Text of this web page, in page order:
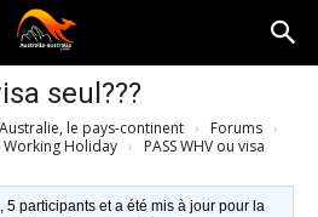
seul???
le pays-continent › Forums ›
Working Holiday ›
PASS WHV ou visa
5 participants et a été mis à jour pour la